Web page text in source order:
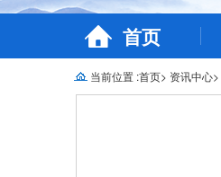
首页
当前位置 :首页> 资讯中心>